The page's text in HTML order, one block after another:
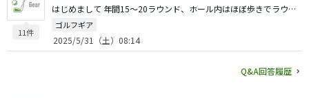
11件
はじめまして 年間15〜20ラウンド、ホール内はほぼ歩きでラウンドしています。 最初はフットジョイの使用していましたが、現在はeccoのバイオムC4(スパイクレス)を数年使用しています eccoの方が疲れが出にくく、スパイクレスでも滑りにくい点で愛用しています 難点は、他社に比べお値段が少々高いですが、ゴルフ場やアウトレット、ネットショップ等で値引きされてる物があるので、それを狙うのが⚪︎ プーマ、ecco、フットジョイなど様々なメーカーがありますが、同じサイズでも若干違うため必ず試着をおすすめします
ゴルフギア
2025/5/31（土）08:14
Q&A回答履歴